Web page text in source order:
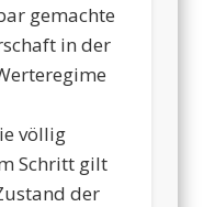
gemachte
in der
völlig
Schritt gilt
der